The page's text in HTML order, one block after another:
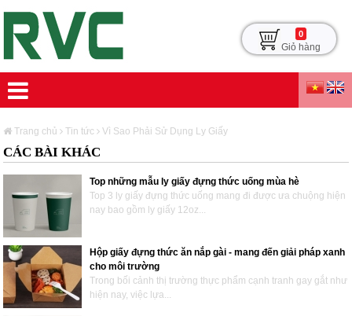
0
Giỏ hàng
Trang chủ Tin tức Vì Sao Phải Sử Dụng Ly Giấy
CÁC BÀI KHÁC
Top những mẫu ly giấy đựng thức uống mùa hè
Top 3 ly giấy đựng thức uống mang đi được ưa chuộng hiện
nay bao gồm ly giấy 12oz...
Hộp giấy đựng thức ăn nắp gài - mang đến giải pháp xanh
cho môi trường
Trong bối cảnh thị trường thực phẩm cạnh tranh gay gắt như
hiện nay, việc lựa...